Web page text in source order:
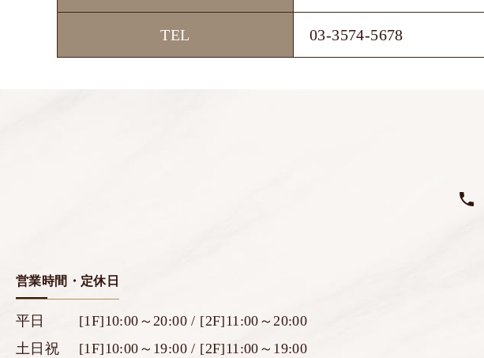
TEL 03-3574-5678
営業時間・定休日
平日
[1F]10:00～20:00 / [2F]11:00～20:00
土日祝
[1F]10:00～19:00 / [2F]11:00～19:00